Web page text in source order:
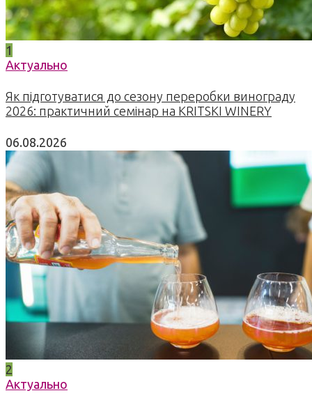
1
Актуально
Як підготуватися до сезону переробки винограду
2026: практичний семінар на KRITSKI WINERY
06.08.2026
2
Актуально